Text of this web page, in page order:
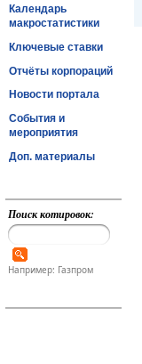
Календарь
макростатистики
Ключевые ставки
Отчёты корпораций
Новости портала
События и
мероприятия
Доп. материалы
Поиск котировок:
Например: Газпром